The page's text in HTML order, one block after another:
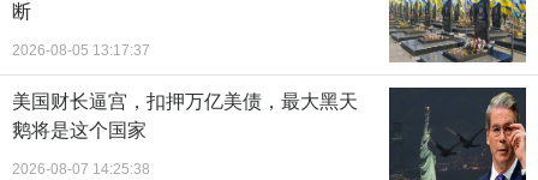
断
2026-08-05 13:17:37
美国财长逼宫，扣押万亿美债，最大黑天
鹅将是这个国家
2026-08-07 14:25:38